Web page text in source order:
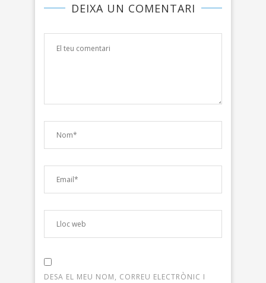
DEIXA UN COMENTARI
DESA EL MEU NOM, CORREU ELECTRÒNIC I